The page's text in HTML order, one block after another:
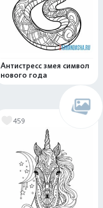
Антистресс змея символ
нового года
459